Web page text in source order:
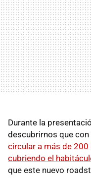
Durante la
descubrirnos que
circular a más de
cubriendo el
que este nuevo